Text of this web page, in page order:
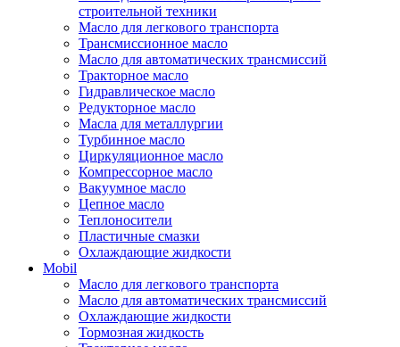
строительной техники
Масло для легкового транспорта
Трансмиссионное масло
Масло для автоматических трансмиссий
Тракторное масло
Гидравлическое масло
Редукторное масло
Масла для металлургии
Турбинное масло
Циркуляционное масло
Компрессорное масло
Вакуумное масло
Цепное масло
Теплоносители
Пластичные смазки
Охлаждающие жидкости
Mobil
Масло для легкового транспорта
Масло для автоматических трансмиссий
Охлаждающие жидкости
Тормозная жидкость